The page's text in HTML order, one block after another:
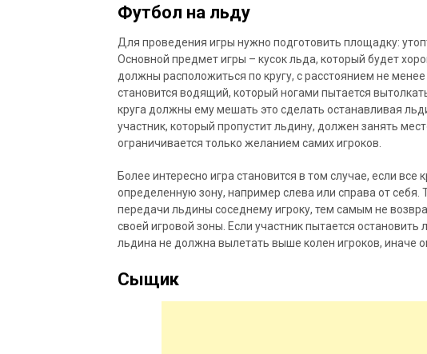
Футбол на льду
Для проведения игры нужно подготовить площадку:
Основной предмет игры – кусок льда, который будет
должны расположиться по кругу, с расстоянием не
становится водящий, который ногами пытается
круга должны ему мешать это сделать останавливая
участник, который пропустит льдину, должен занять
ограничивается только желанием самих игроков.
Более интересно игра становится в том случае, если все
определенную зону, например слева или справа от
передачи льдины соседнему игроку, тем самым не
своей игровой зоны. Если участник пытается
льдина не должна вылетать выше колен игроков, иначе
Сыщик